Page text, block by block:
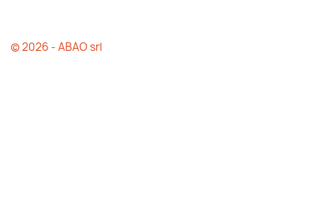
© 2026 - ABAO srl